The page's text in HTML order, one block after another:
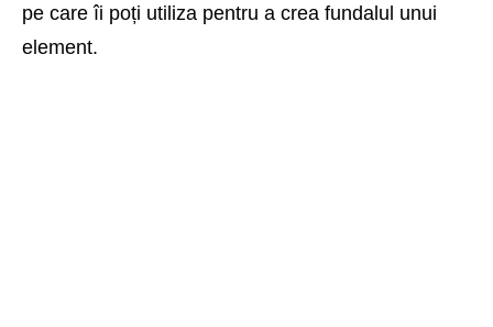
pe care îi poți utiliza pentru a crea fundalul unui
element.